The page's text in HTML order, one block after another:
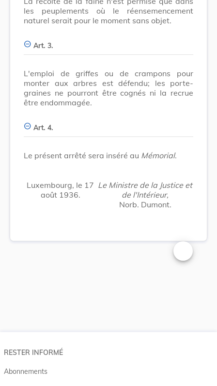
les peuplements où le réensemencement
naturel serait pour le moment sans objet.
Art. 3.
L'emploi de griffes ou de crampons pour
monter aux arbres est défendu; les porte-
graines ne pourront être cognés ni la recrue
être endommagée.
Art. 4.
Le présent arrêté sera inséré au Mémorial.
Luxembourg, le 17
août 1936.
Le Ministre de la Justice et
de l'Intérieur,
Norb. Dumont.
Changer la
RESTER INFORMÉ
Abonnements